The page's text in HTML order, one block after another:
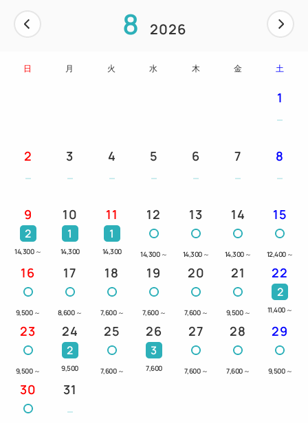
うお願い申し上げます。
8 2026
日 月 火 水 木 金 土
1
2 3 4 5 6 7 8
9
2
14,300 ～
10
1
14,300
11
1
14,300
12
14,300 ～
13
14,300 ～
14
14,300 ～
15
12,400 ～
16
9,500 ～
17
8,600 ～
18
7,600 ～
19
7,600 ～
20
7,600 ～
21
9,500 ～
22
2
11,400 ～
23
9,500 ～
24
2
9,500
25
7,600 ～
26
3
7,600
27
7,600 ～
28
7,600 ～
29
9,500 ～
30 31